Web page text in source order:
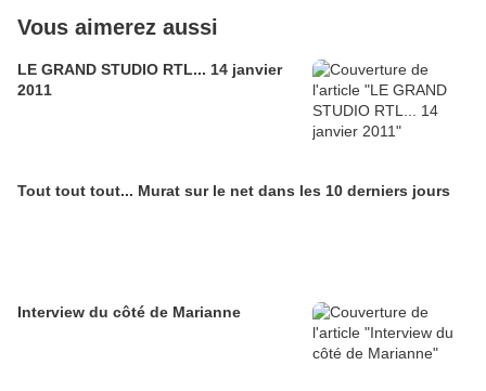
Vous aimerez aussi
LE GRAND STUDIO RTL... 14 janvier
2011
Tout tout tout... Murat sur le net dans les 10 derniers jours
Interview du côté de Marianne